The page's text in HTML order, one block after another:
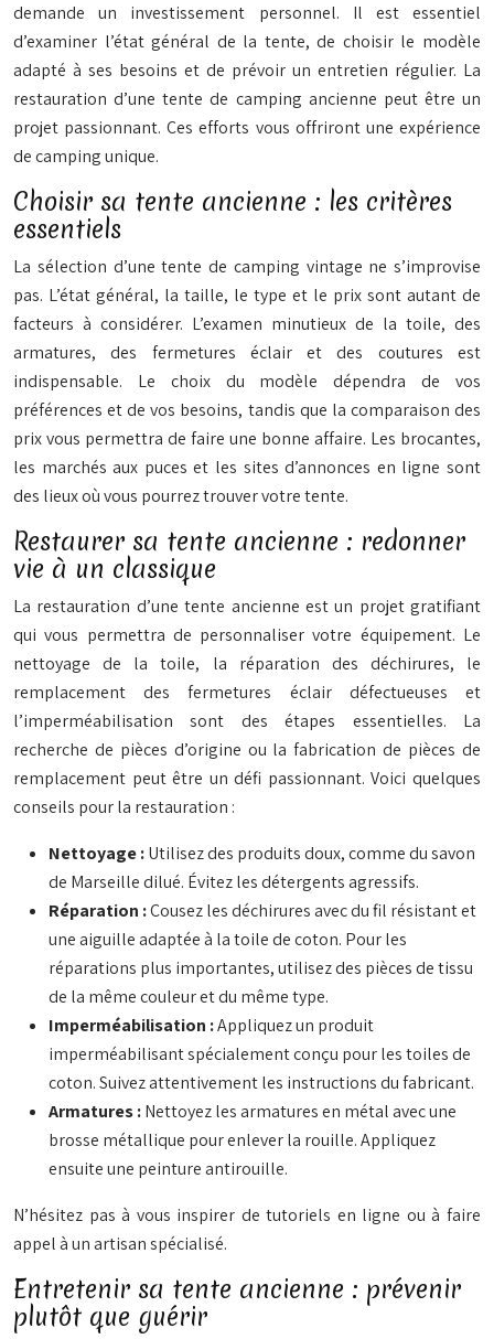
demande un investissement personnel. Il est essentiel
d’examiner l’état général de la tente, de choisir le modèle
adapté à ses besoins et de prévoir un entretien régulier. La
restauration d’une tente de camping ancienne peut être un
projet passionnant. Ces efforts vous offriront une expérience
de camping unique.
Choisir sa tente ancienne : les critères
essentiels
La sélection d’une tente de camping vintage ne s’improvise
pas. L’état général, la taille, le type et le prix sont autant de
facteurs à considérer. L’examen minutieux de la toile, des
armatures, des fermetures éclair et des coutures est
indispensable. Le choix du modèle dépendra de vos
préférences et de vos besoins, tandis que la comparaison des
prix vous permettra de faire une bonne affaire. Les brocantes,
les marchés aux puces et les sites d’annonces en ligne sont
des lieux où vous pourrez trouver votre tente.
Restaurer sa tente ancienne : redonner
vie à un classique
La restauration d’une tente ancienne est un projet gratifiant
qui vous permettra de personnaliser votre équipement. Le
nettoyage de la toile, la réparation des déchirures, le
remplacement des fermetures éclair défectueuses et
l’imperméabilisation sont des étapes essentielles. La
recherche de pièces d’origine ou la fabrication de pièces de
remplacement peut être un défi passionnant. Voici quelques
conseils pour la restauration :
Nettoyage :Utilisez des produits doux, comme du savon
de Marseille dilué. Évitez les détergents agressifs.
Réparation :Cousez les déchirures avec du fil résistant et
une aiguille adaptée à la toile de coton. Pour les
réparations plus importantes, utilisez des pièces de tissu
de la même couleur et du même type.
Imperméabilisation :Appliquez un produit
imperméabilisant spécialement conçu pour les toiles de
coton. Suivez attentivement les instructions du fabricant.
Armatures :Nettoyez les armatures en métal avec une
brosse métallique pour enlever la rouille. Appliquez
ensuite une peinture antirouille.
N’hésitez pas à vous inspirer de tutoriels en ligne ou à faire
appel à un artisan spécialisé.
Entretenir sa tente ancienne : prévenir
plutôt que guérir